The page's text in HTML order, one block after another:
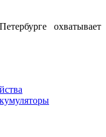
охватывает